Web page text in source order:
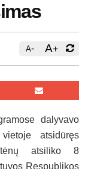
A- A+
dalyvavo
atsidūręs
atsiliko 8
Respublikos